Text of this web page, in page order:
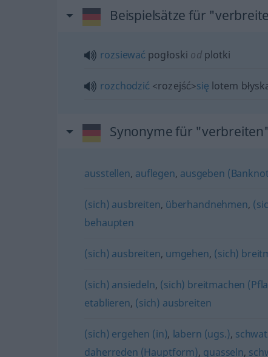
Beispielsätze für
rozsiewać pogłoski odplotki
rozchodzić <rozejść>się lotem
Synonyme für "verbreiten"
ausstellen, auflegen, ausgeben
(sich) ausbreiten, überhandnehmen,
behaupten
(sich) ausbreiten, umgehen, (sich)
(sich) ansiedeln, (sich) breitmachen
etablieren, (sich) ausbreiten
(sich) ergehen (in), labern (ugs.),
daherreden (Hauptform), quasseln,